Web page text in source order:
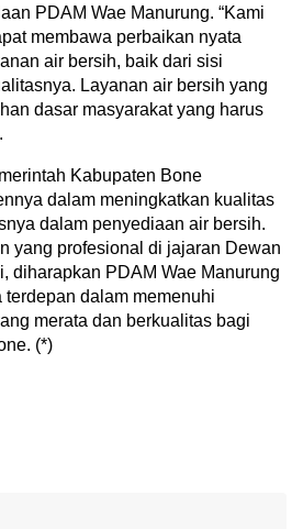
PDAM Wae Manurung. “Kami
membawa perbaikan nyata
air bersih, baik dari sisi
Layanan air bersih yang
dasar masyarakat yang harus
Kabupaten Bone
dalam meningkatkan kualitas
dalam penyediaan air bersih.
yang profesional di jajaran Dewan
diharapkan PDAM Wae Manurung
dalam memenuhi
merata dan berkualitas bagi
(*)